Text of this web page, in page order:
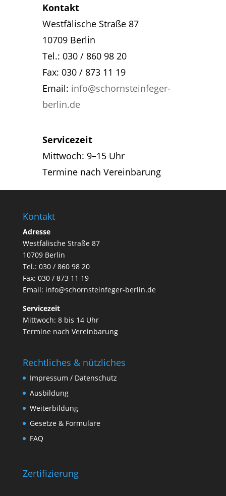
Kontakt
Westfälische Straße 87
10709 Berlin
Tel.: 030 / 860 98 20
Fax: 030 / 873 11 19
Email: info@schornsteinfeger-
berlin.de
Servicezeit
Mittwoch: 9–15 Uhr
Termine nach Vereinbarung
Kontakt
Adresse
Westfälische Straße 87
10709 Berlin
Tel.: 030 / 860 98 20
Fax: 030 / 873 11 19
Email: info@schornsteinfeger-berlin.de
Servicezeit
Mittwoch: 8 bis 14 Uhr
Termine nach Vereinbarung
Rechtliches & nützliches
Impressum / Datenschutz
Ausbildung
Weiterbildung
Gesetze & Formulare
FAQ
Zertifizierung